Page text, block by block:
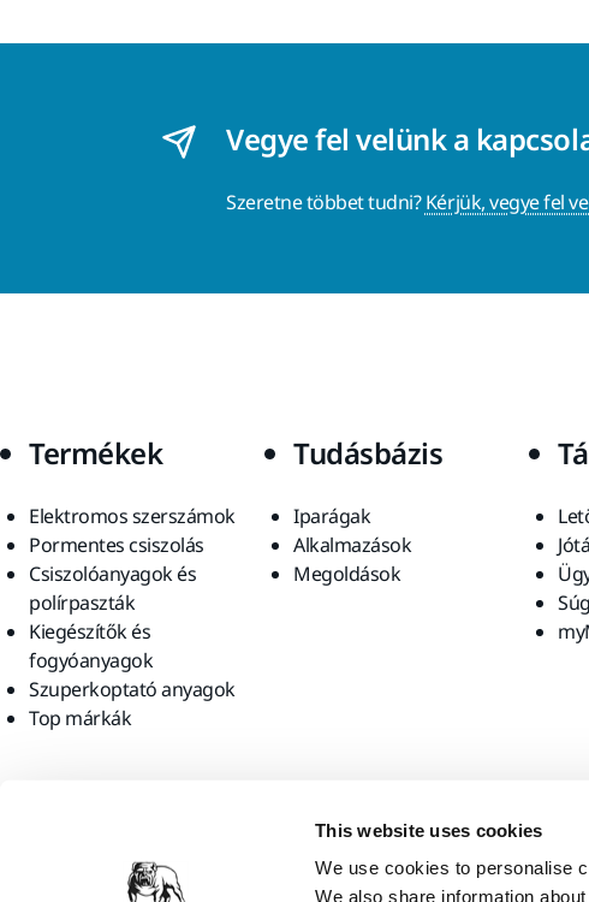
This website uses cookies
We use cookies to personalise
We also share information
Vegye fel velünk a
Szeretne többet tudni?Kérjük, vegye fel
Termékek
Elektromos szerszámok
Pormentes csiszolás
Csiszolóanyagok és
polírpaszták
Kiegészítők és
fogyóanyagok
Szuperkoptató anyagok
Top márkák
Tudásbázis
Iparágak
Alkalmazások
Megoldások